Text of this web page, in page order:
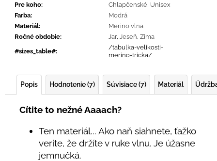
Pre koho: Chlapčenské Unisex
Farba:
Modrá
Materiál:
Merino vlna
Ročné obdobie: Jar, Jeseň Zima
#sizes_table#:
/tabulka-velikosti-
merino-tricka/
Popis Hodnotenie (7) Súvisiace (7) Materiál
Cítite to nežné Aaaach?
Ten materiál... Ako naň siahnete, ťažko
veríte, že držíte v ruke vlnu. Je úžasne
jemnučká.